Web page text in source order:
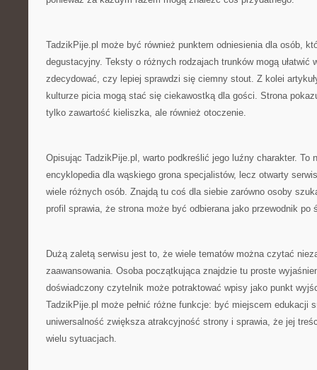
TadzikPije.pl może być również punktem odniesienia dla osób,
degustacyjny. Teksty o różnych rodzajach trunków mogą ułatwić
zdecydować, czy lepiej sprawdzi się ciemny stout. Z kolei
kulturze picia mogą stać się ciekawostką dla gości. Strona
tylko zawartość kieliszka, ale również otoczenie.
Opisując TadzikPije.pl, warto podkreślić jego luźny charakter. To
encyklopedia dla wąskiego grona specjalistów, lecz otwarty
wiele różnych osób. Znajdą tu coś dla siebie zarówno osoby
profil sprawia, że strona może być odbierana jako przewodnik po
Dużą zaletą serwisu jest to, że wiele tematów można czytać
zaawansowania. Osoba początkująca znajdzie tu proste
doświadczony czytelnik może potraktować wpisy jako punkt
TadzikPije.pl może pełnić różne funkcje: być miejscem edukacji
uniwersalność zwiększa atrakcyjność strony i sprawia, że jej
wielu sytuacjach.